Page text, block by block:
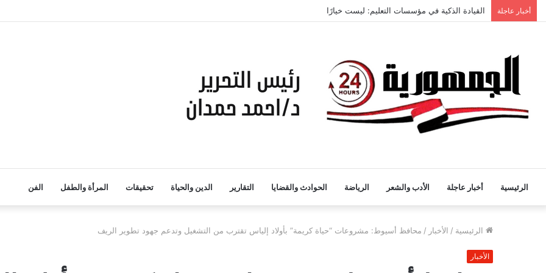
أخبار عاجلة القيادة الذكية في مؤسسات التعليم: ليست خيارًا
الرئيسية أخبار عاجلة الأدب والشعر الرياضة الحوادث والقضايا التقارير الدين والحياة تحقيقات المرأة والطفل الفن
الرئيسية / الأخبار / محافظ أسيوط: مشروعات “حياة كريمة” بأولاد إلياس تقترب من التشغيل وتدعم جهود تطوير الريف
الأخبار